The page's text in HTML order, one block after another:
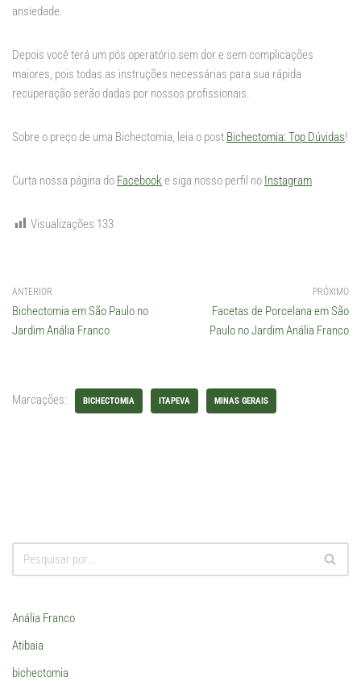
ansiedade.
Depois você terá um pós operatório sem dor e sem complicações
maiores, pois todas as instruções necessárias para sua rápida
recuperação serão dadas por nossos profissionais.
Sobre o preço de uma Bichectomia, leia o post Bichectomia: Top Dúvidas!
Curta nossa página do Facebook e siga nosso perfil no Instagram
Visualizações 133
ANTERIOR
Bichectomia em São Paulo no
Jardim Anália Franco
PRÓXIMO
Facetas de Porcelana em São
Paulo no Jardim Anália Franco
Marcações: BICHECTOMIA ITAPEVA MINAS GERAIS
Anália Franco
Atibaia
bichectomia